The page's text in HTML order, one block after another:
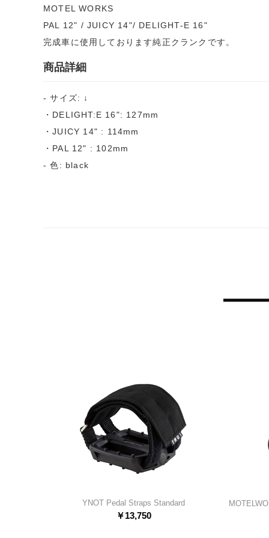
MOTEL WORKS
PAL 12" / JUICY 14"/ DELIGHT-E 16"
完成車に使用しております純正クランクです。
商品詳細
- サイズ: ↓
・DELIGHT:E 16": 127mm
・JUICY 14" : 114mm
・PAL 12" : 102mm
- 色: black
YNOT Pedal Straps Standard
￥13,750